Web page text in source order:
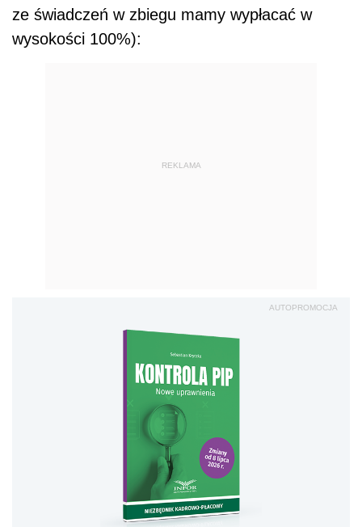
ze świadczeń w zbiegu mamy wypłacać w
wysokości 100%):
REKLAMA
AUTOPROMOCJA